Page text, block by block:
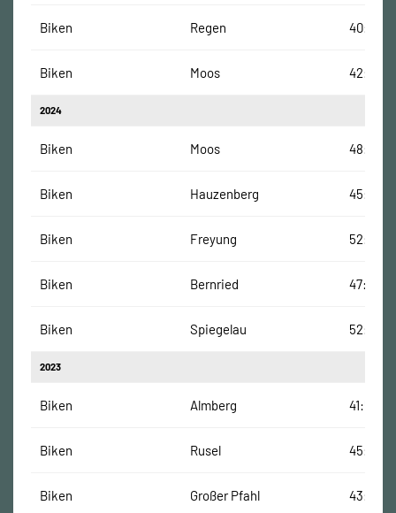
Biken Regen 40:35
Biken Moos 42:34
2024
Biken Moos 48:15
Biken Hauzenberg 45:09
Biken Freyung 52:48
Biken Bernried 47:22
Biken Spiegelau 52:13
2023
Biken Almberg 41:58
Biken Rusel 45:26
Biken Großer Pfahl 43:17